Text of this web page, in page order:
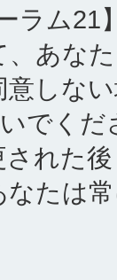
ラム21
あな
しな
でく
れた
なたは